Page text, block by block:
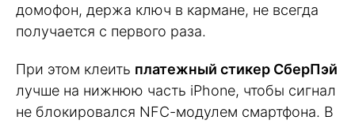
домофон, держа ключ в кармане, не всегда
получается с первого раза.
При этом клеить платежный стикер СберПэй
лучше на нижнюю часть iPhone, чтобы сигнал
не блокировался NFС-модулем смартфона. В